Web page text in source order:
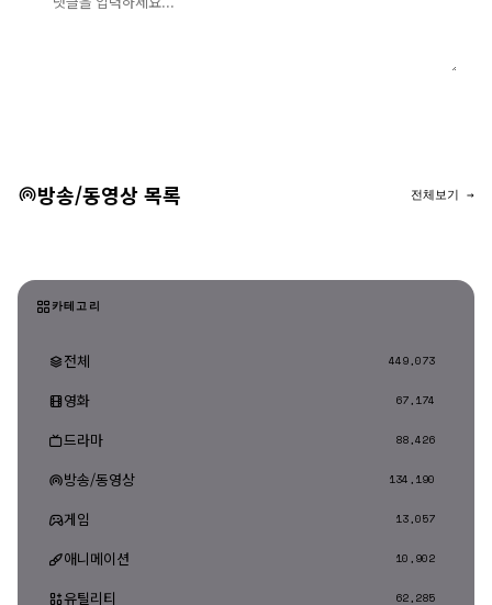
방송/동영상 목록 전체보기 →
카테고리
전체 449,073
영화 67,174
드라마 88,426
방송/동영상 134,190
게임 13,057
애니메이션 10,902
유틸리티 62,285